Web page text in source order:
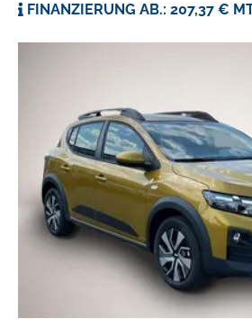
FINANZIERUNG AB.: 207,37 €